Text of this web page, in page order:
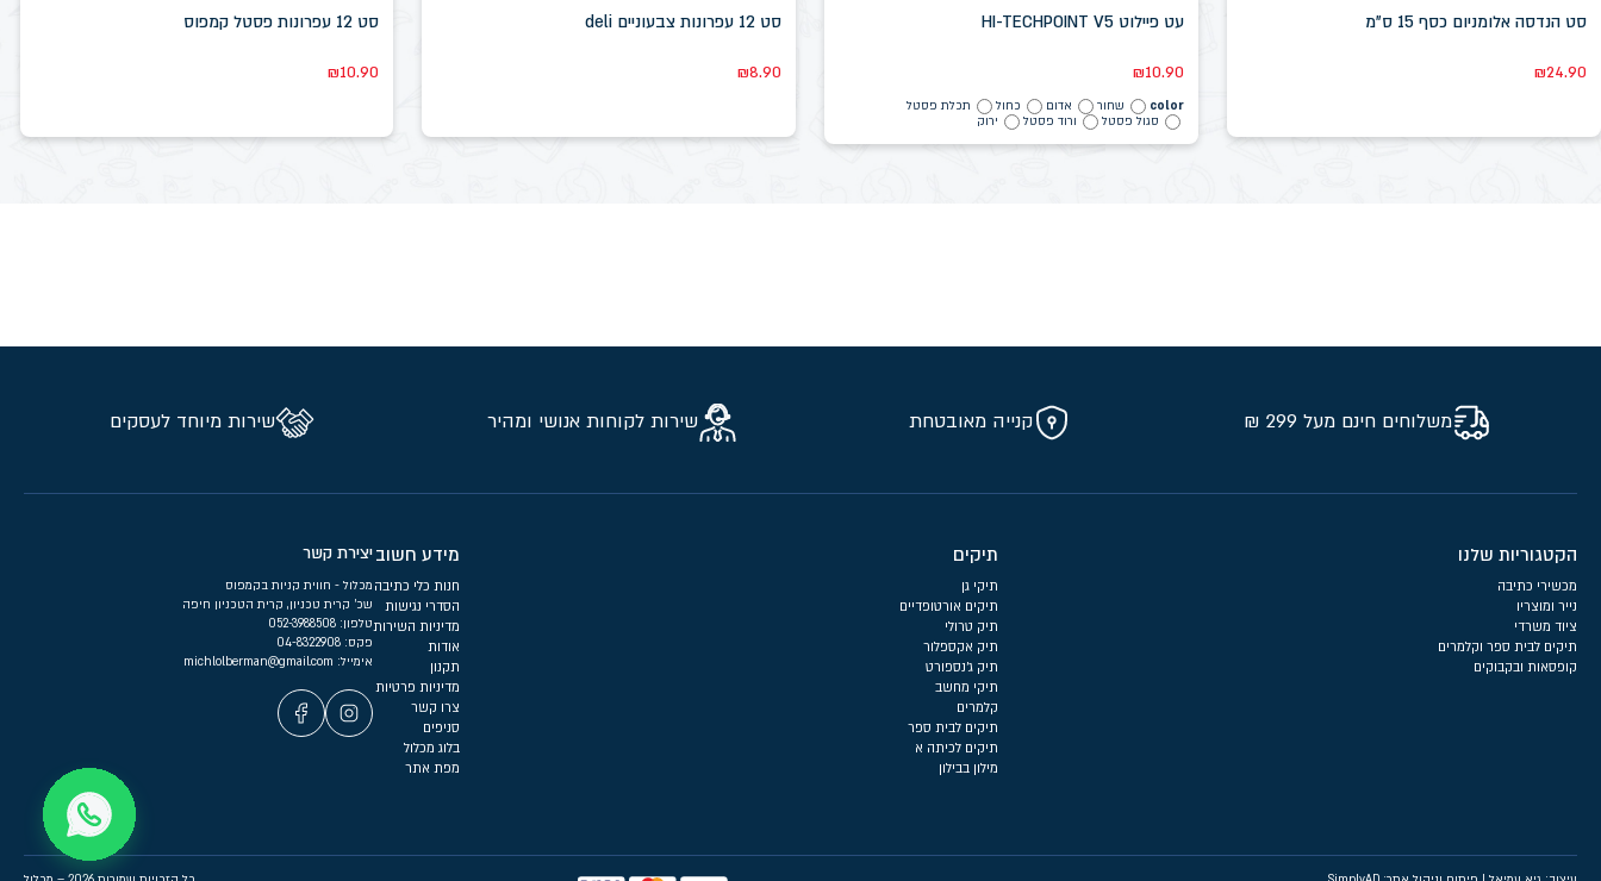
סט הנדסה אלומניום כסף 15 ס"מ
₪24.90
עט פיילוט HI-TECHPOINT V5
₪10.90
color שחור אדום כחול
תכלת פסטל
סגול פסטל
ורוד פסטל ירוק
סט 12 עפרונות צבעוניים deli
₪8.90
סט 12 עפרונות פסטל קמפוס
₪10.90
משלוחים חינם מעל 299 ₪ קנייה מאובטחת שירות לקוחות אנושי ומהיר שירות מיוחד לעסקים
הקטגוריות שלנו
מכשירי כתיבה
נייר ומוצריו
ציוד משרדי
תיקים לבית ספר וקלמרים
קופסאות ובקבוקים
תיקים
תיקי גן
תיקים אורטופדיים
תיק טרולי
תיק אקספלור
תיק ג'נספורט
תיקי מחשב
קלמרים
תיקים לבית ספר
תיקים לכיתה א
מילון בבילון
מידע חשוב
חנות כלי כתיבה
הסדרי נגישות
מדיניות השירות
אודות
תקנון
מדיניות פרטיות
צרו קשר
סניפים
בלוג מכלול
מפת אתר
יצירת קשר
מכלול - חווית קניות בקמפוס
שכ’ קרית טכניון, קרית הטכניון חיפה
טלפון:
פקס: 04-8322908
אימייל: